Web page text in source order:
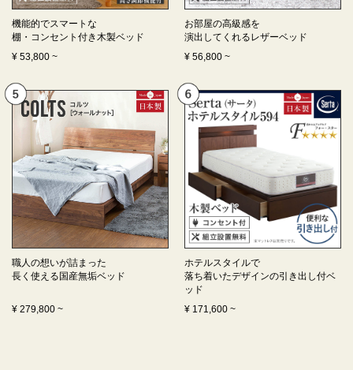
機能的でスマートな
棚・コンセント付き 木製ベッド
¥ 53,800 ~
お部屋の高級感を
演出してくれるレザーベッド
¥ 56,800 ~
職人の想いが詰まった
長く使える国産無垢ベッド
¥ 279,800 ~
ホテルスタイルで
落ち着いたデザインの引き出し付ベ
ッド
¥ 171,600 ~